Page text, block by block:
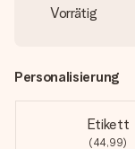
Vorrätig
Personalisierung
Etikett
(44,99)